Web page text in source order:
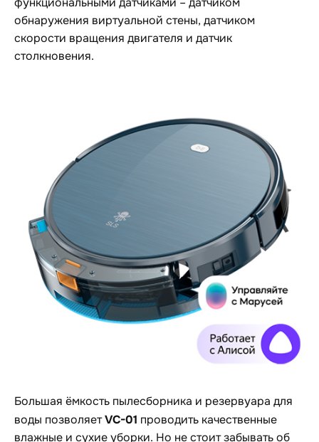
функциональными датчиками – датчиком
обнаружения виртуальной стены, датчиком
скорости вращения двигателя и датчик
столкновения.
Большая ёмкость пылесборника и резервуара для
воды позволяетVC-01 проводить качественные
влажные и сухие уборки. Но не стоит забывать об